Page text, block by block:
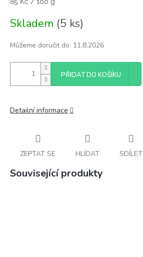
Skladem (5 ks)
Můžeme doručit do: 11.8.2026
PŘIDAT DO KOŠÍKU
Detailní informace
ZEPTAT SE HLÍDAT SDÍLET
Související produkty